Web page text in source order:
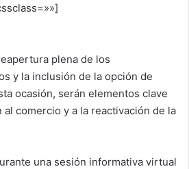
plena de los
y la inclusión de la opción de
ocasión, serán elementos clave
al comercio y a la reactivación de la
una sesión informativa virtual